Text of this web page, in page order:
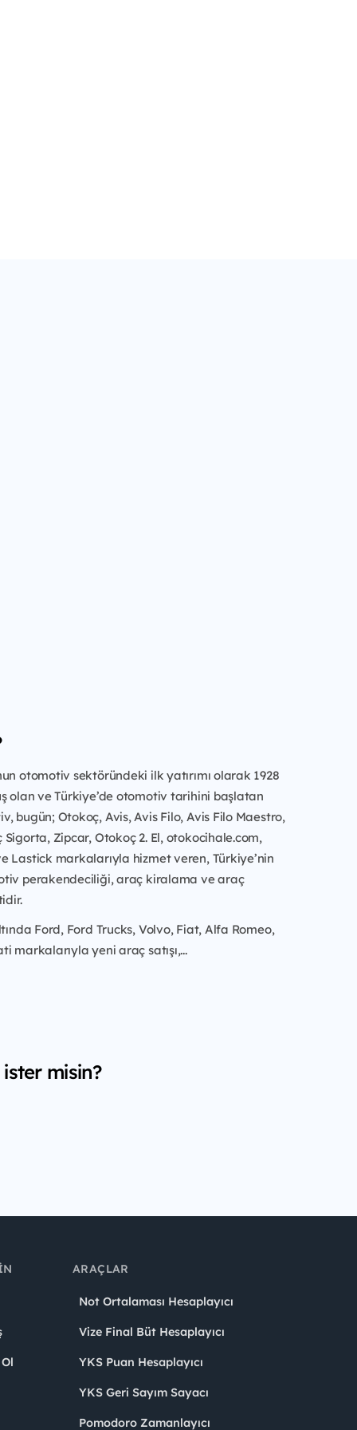
otomotiv sektöründeki ilk yatırımı olarak 1928
olan ve Türkiye’de otomotiv tarihini başlatan
bugün; Otokoç, Avis, Avis Filo, Avis Filo Maestro,
Zipcar, Otokoç 2. El, otokocihale.com,
Lastick markalarıyla hizmet veren, Türkiye’nin
perakendeciliği, araç kiralama ve araç
Ford, Ford Trucks, Volvo, Fiat, Alfa Romeo,
markalarıyla yeni araç satışı,...
misin?
ARAÇLAR
Not Ortalaması Hesaplayıcı
Vize Final Büt Hesaplayıcı
YKS Puan Hesaplayıcı
YKS Geri Sayım Sayacı
Pomodoro Zamanlayıcı